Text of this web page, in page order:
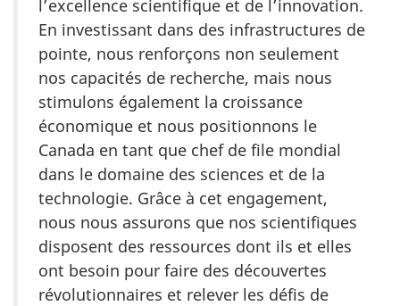
l’excellence scientifique et de l’innovation.
En investissant dans des infrastructures de
pointe, nous renforçons non seulement
nos capacités de recherche, mais nous
stimulons également la croissance
économique et nous positionnons le
Canada en tant que chef de file mondial
dans le domaine des sciences et de la
technologie. Grâce à cet engagement,
nous nous assurons que nos scientifiques
disposent des ressources dont ils et elles
ont besoin pour faire des découvertes
révolutionnaires et relever les défis de